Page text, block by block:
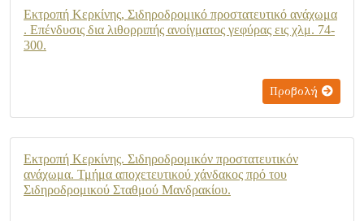
Εκτροπή Κερκίνης, Σιδηροδρομικό προστατευτικό ανάχωμα
. Επένδυσις δια λιθορριπής ανοίγματος γεφύρας εις χλμ. 74-
300.
Προβολή
Εκτροπή Κερκίνης. Σιδηροδρομικόν προστατευτικόν
ανάχωμα. Τμήμα αποχετευτικού χάνδακος πρό του
Σιδηροδρομικού Σταθμού Μανδρακίου.